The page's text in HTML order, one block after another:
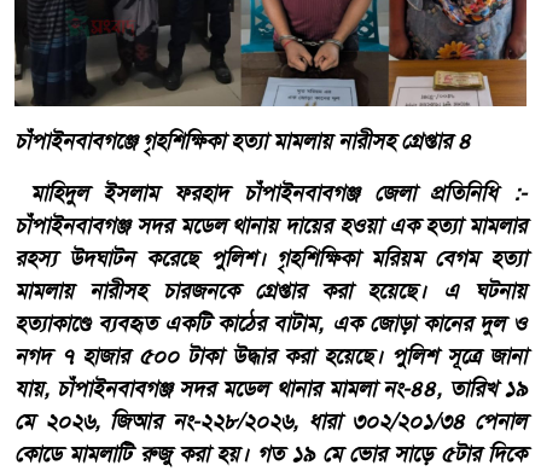
চাঁপাইনবাবগঞ্জে গৃহশিক্ষিকা হত্যা মামলায় নারীসহ গ্রেপ্তার ৪
মাহিদুল ইসলাম ফরহাদ চাঁপাইনবাবগঞ্জ জেলা প্রতিনিধি :-
চাঁপাইনবাবগঞ্জ সদর মডেল থানায় দায়ের হওয়া এক হত্যা মামলার
রহস্য উদঘাটন করেছে পুলিশ। গৃহশিক্ষিকা মরিয়ম বেগম হত্যা
মামলায় নারীসহ চারজনকে গ্রেপ্তার করা হয়েছে। এ ঘটনায়
হত্যাকাণ্ডে ব্যবহৃত একটি কাঠের বাটাম, এক জোড়া কানের দুল ও
নগদ ৭ হাজার ৫০০ টাকা উদ্ধার করা হয়েছে। পুলিশ সূত্রে জানা
যায়, চাঁপাইনবাবগঞ্জ সদর মডেল থানার মামলা নং-৪৪, তারিখ ১৯
মে ২০২৬, জিআর নং-২২৮/২০২৬, ধারা ৩০২/২০১/৩৪ পেনাল
কোডে মামলাটি রুজু করা হয়। গত ১৯ মে ভোর সাড়ে ৫টার দিকে